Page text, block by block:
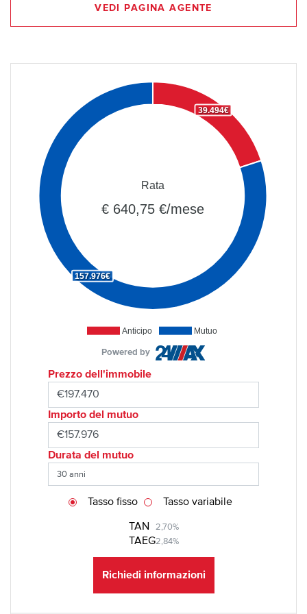
VEDI PAGINA AGENTE
Anticipo Mutuo
39.494€
157.976€
Rata
€ 640,75 €/mese
Powered by
Prezzo dell'immobile
Importo del mutuo
Durata del mutuo
TAN 2,70%
TAEG2,84%
Tasso fisso Tasso variabile
Richiedi informazioni